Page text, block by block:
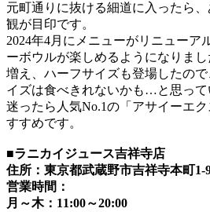
元町通りに抜ける細道に入ったら
観が目印です。
2024年4月にメニューがリニューア
ーボウルが楽しめるようになりま
増え、ハーフサイズも登場したの
イズは食べきれないかも…と思って
迷ったら人気No.1の「アサイーエ
すすめです。
■ラニカイジュース吉祥寺店
住所：東京都武蔵野市吉祥寺本町1-
営業時間：
月～木：11:00～20:00